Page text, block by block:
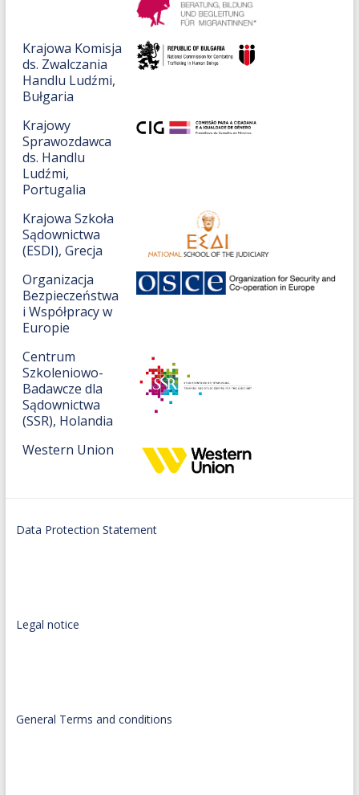
Krajowa Komisja
ds. Zwalczania
Handlu Ludźmi,
Bułgaria
Krajowy
Sprawozdawca
ds. Handlu
Ludźmi,
Portugalia
Krajowa Szkoła
Sądownictwa
(ESDI), Grecja
Organizacja
Bezpieczeństwa
i Współpracy w
Europie
Centrum
Szkoleniowo-
Badawcze dla
Sądownictwa
(SSR), Holandia
Western Union
Data Protection Statement
Legal notice
General Terms and conditions